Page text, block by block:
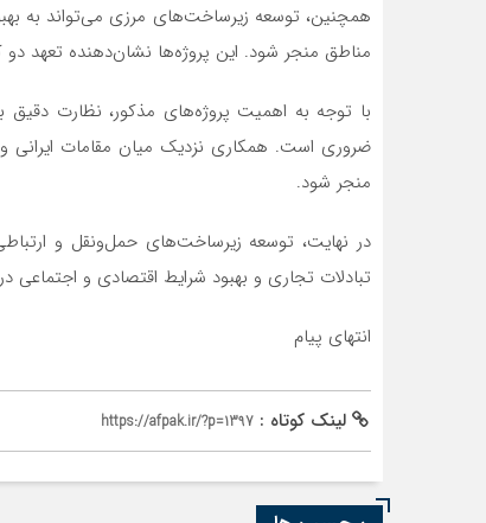
همچنین، توسعه زیرساخت‌های مرزی می‌تواند به
مناطق منجر شود. این پروژه‌ها نشان‌دهنده تعهد
با توجه به اهمیت پروژه‌های مذکور، نظارت دقیق
ضروری است. همکاری نزدیک میان مقامات ایرانی و
منجر شود.
در نهایت، توسعه زیرساخت‌های حمل‌ونقل و
تبادلات تجاری و بهبود شرایط اقتصادی و
انتهای پیام
لینک کوتاه : https://afpak.ir/?p=1397